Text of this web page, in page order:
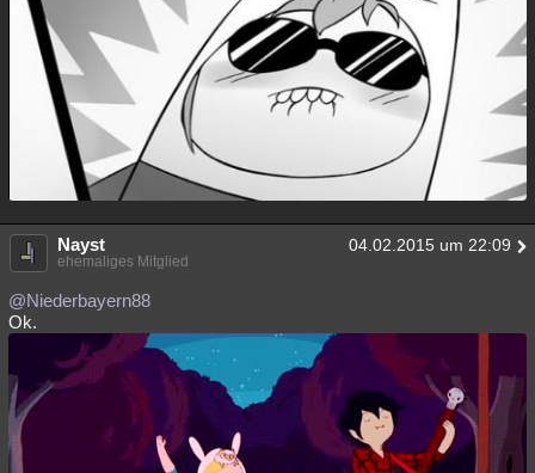
Nayst 04.02.2015 um 22:09
ehemaliges Mitglied
@Niederbayern88
Ok.